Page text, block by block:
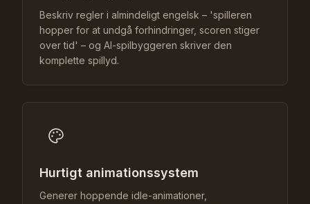
Beskriv regler i almindeligt engelsk – 'spilleren
hopper for at undgå forhindringer, scoren stiger
over tid' – og AI-spilbyggeren skriver den
komplette spillyd.
Hurtigt animationssystem
Generer hoppende idle-animationer,